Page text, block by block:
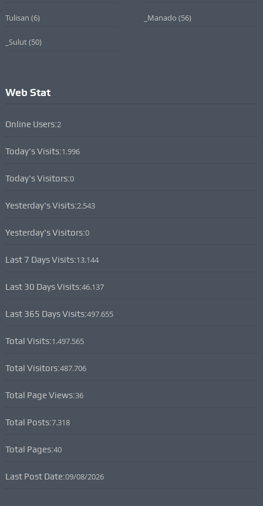
Tulisan (6) _Manado (56)
_Sulut(50)
Web Stat
Online Users:2
Today's Visits:1.996
Today's Visitors:0
Yesterday's Visits:2.543
Yesterday's Visitors:0
Last 7 Days Visits:13.144
Last 30 Days Visits:46.137
Last 365 Days Visits:497.655
Total Visits:1.497.565
Total Visitors:487.706
Total Page Views:36
Total Posts:7.318
Total Pages:40
Last Post Date:09/08/2026